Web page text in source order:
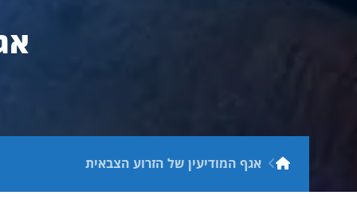
אגף המודיעין של הזרוע הצבאית